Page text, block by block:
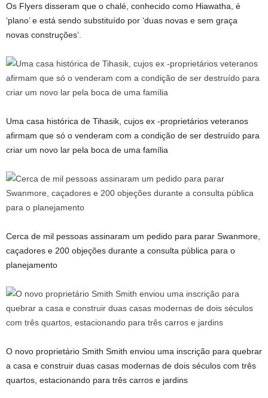
Os Flyers disseram que o chalé, conhecido como Hiawatha, é
‘plano’ e está sendo substituído por ‘duas novas e sem graça
novas construções’.
Uma casa histórica de Tihasik, cujos ex -proprietários veteranos
afirmam que só o venderam com a condição de ser destruído para
criar um novo lar pela boca de uma família
Cerca de mil pessoas assinaram um pedido para parar Swanmore,
caçadores e 200 objeções durante a consulta pública para o
planejamento
O novo proprietário Smith Smith enviou uma inscrição para quebrar
a casa e construir duas casas modernas de dois séculos com três
quartos, estacionando para três carros e jardins